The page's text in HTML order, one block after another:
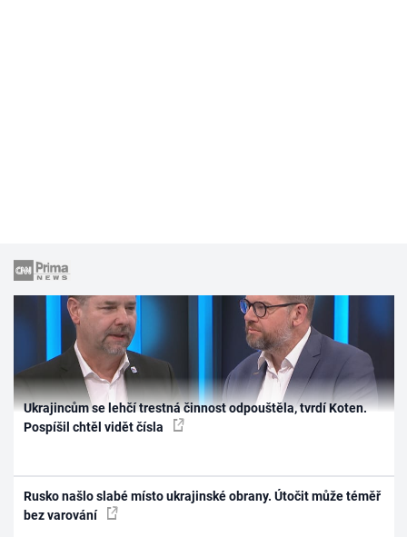
Ukrajincům se lehčí trestná činnost odpouštěla, tvrdí Koten.
Pospíšil chtěl vidět čísla
Rusko našlo slabé místo ukrajinské obrany. Útočit může téměř
bez varování